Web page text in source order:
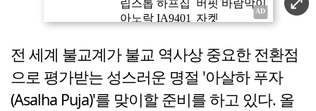
전 세계 불교계가 불교 역사상 중요한 전환점
으로 평가받는 성스러운 명절 '아살하 푸자
(Asalha Puja)'를 맞이할 준비를 하고 있다. 올